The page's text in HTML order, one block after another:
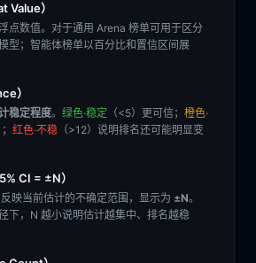
Value）
点数值。对于通用 Arena 榜单可用于区分
型；智能体榜单以百分比和置信区间展
）
稳定程度。 绿色·稳定 （<5）更可信； 橙色·
红色·不稳 （>12）说明排名还可能明显变
CI = ±N）
映当前估计的不确定范围，显示为 ±N。
下，N 越小说明估计越集中、排名越稳